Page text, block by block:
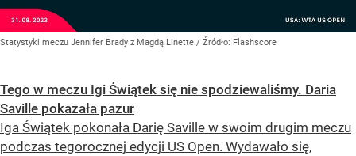
Statystyki meczu Jennifer Brady z Magdą Linette / Źródło: Flashscore
Tego w meczu Igi Świątek się nie spodziewaliśmy. Daria
Saville pokazała pazur
Iga Świątek pokonała Darię Saville w swoim drugim meczu
podczas tegorocznej edycji US Open. Wydawało się,